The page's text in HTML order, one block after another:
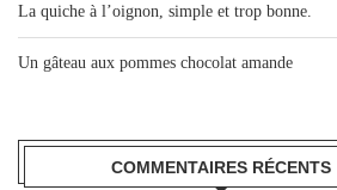
La quiche à l’oignon, simple et trop bonne.
Un gâteau aux pommes chocolat amande
COMMENTAIRES RÉCENTS